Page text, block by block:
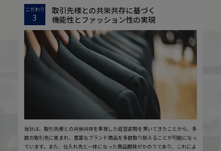
こだわり
3
取引先様との共栄共存に基づく
機能性とファッション性の実現
当社は、取引先様との共栄共存を重視した経営姿勢を貫いてきたことから、多
数の取引先に恵まれ、豊富なブランド商品を多数取り揃えることが可能になっ
ています。また、仕入れ先と一体になった商品開発がかのうであり、これによ